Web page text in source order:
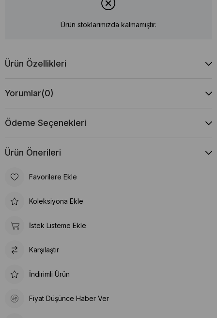
Ürün stoklarımızda kalmamıştır.
Ürün Özellikleri
Yorumlar(0)
Ödeme Seçenekleri
Ürün Önerileri
Favorilere Ekle
Koleksiyona Ekle
İstek Listeme Ekle
Karşılaştır
İndirimli Ürün
Fiyat Düşünce Haber Ver